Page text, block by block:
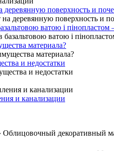
деревянную поверхность и
ватою і
материала?
и недостатки
и канализации
Облицовочный декоративный